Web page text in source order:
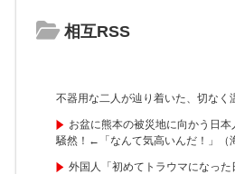
相互RSS
不器用な二人が辿り着いた、切なく
お盆に熊本の被災地に向かう日
騒然！←「なんて気高いんだ！」（
外国人「初めてトラウマになっ